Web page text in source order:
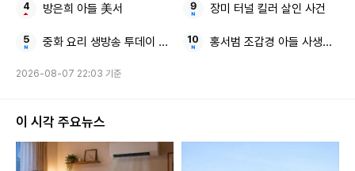
방은희 아들 美서
중화 요리 생방송 투데이 행궁동 BEST3
장미 터널 킬러 살인 사건
홍서범 조갑경 아들 사생활 논
2026-08-07 22:03 기준
이 시각 주요뉴스